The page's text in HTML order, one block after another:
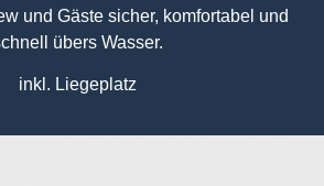
und Gäste sicher, komfortabel und
übers Wasser.
inkl. Liegeplatz